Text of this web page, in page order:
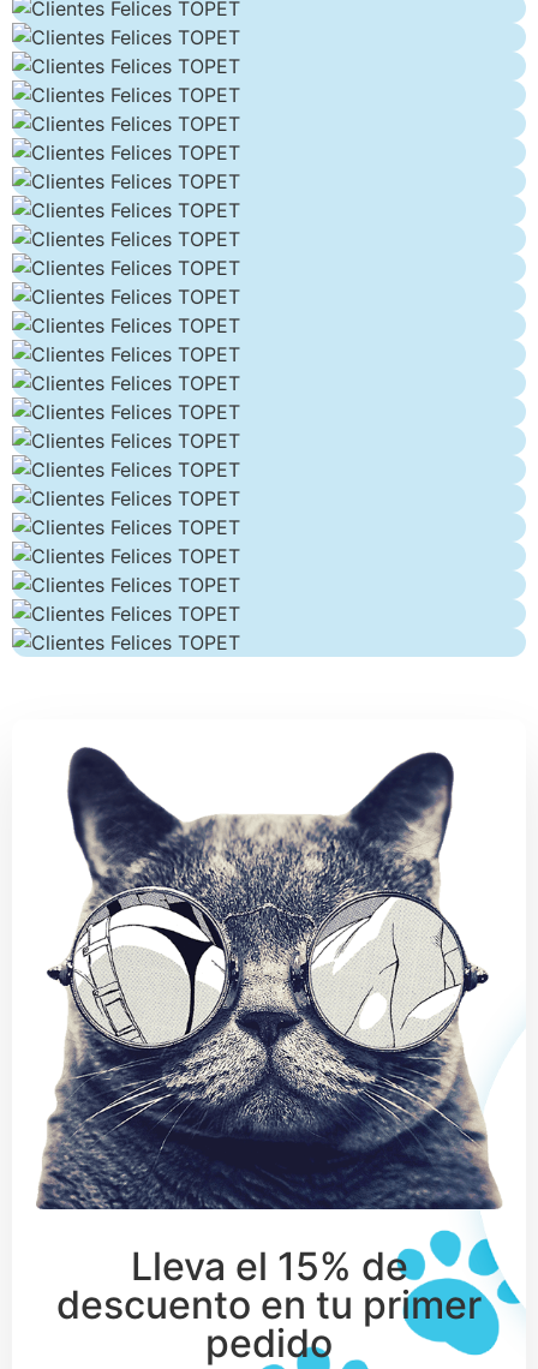
Lleva el 15% de
descuento en tu primer
pedido